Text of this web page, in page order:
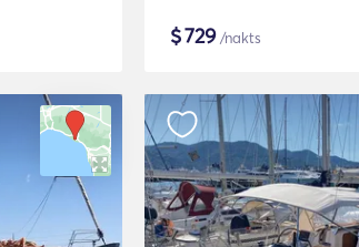
$729/nakts